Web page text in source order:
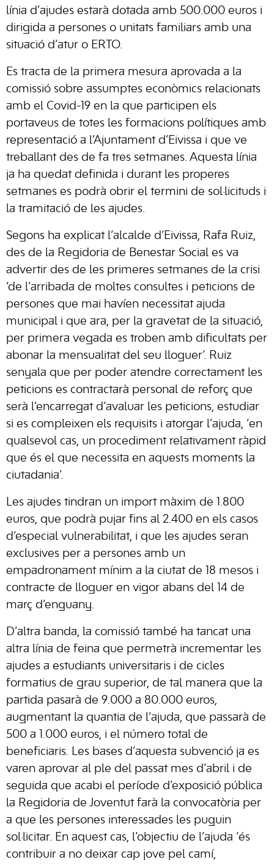
línia d’ajudes estarà dotada amb 500.000 euros i
dirigida a persones o unitats familiars amb una
situació d’atur o ERTO.
Es tracta de la primera mesura aprovada a la
comissió sobre assumptes econòmics relacionats
amb el Covid-19 en la que participen els
portaveus de totes les formacions polítiques amb
representació a l’Ajuntament d’Eivissa i que ve
treballant des de fa tres setmanes. Aquesta línia
ja ha quedat definida i durant les properes
setmanes es podrà obrir el termini de sol·licituds i
la tramitació de les ajudes.
Segons ha explicat l’alcalde d’Eivissa, Rafa Ruiz,
des de la Regidoria de Benestar Social es va
advertir des de les primeres setmanes de la crisi
‘de l’arribada de moltes consultes i peticions de
persones que mai havíen necessitat ajuda
municipal i que ara, per la gravetat de la situació,
per primera vegada es troben amb dificultats per
abonar la mensualitat del seu lloguer’. Ruiz
senyala que per poder atendre correctament les
peticions es contractarà personal de reforç que
serà l’encarregat d’avaluar les peticions, estudiar
si es compleixen els requisits i atorgar l’ajuda, ‘en
qualsevol cas, un procediment relativament ràpid
que és el que necessita en aquests moments la
ciutadania’.
Les ajudes tindran un import màxim de 1.800
euros, que podrà pujar fins al 2.400 en els casos
d’especial vulnerabilitat, i que les ajudes seran
exclusives per a persones amb un
empadronament mínim a la ciutat de 18 mesos i
contracte de lloguer en vigor abans del 14 de
març d’enguany.
D’altra banda, la comissió també ha tancat una
altra línia de feina que permetrà incrementar les
ajudes a estudiants universitaris i de cicles
formatius de grau superior, de tal manera que la
partida pasarà de 9.000 a 80.000 euros,
augmentant la quantia de l’ajuda, que passarà de
500 a 1.000 euros, i el número total de
beneficiaris. Les bases d’aquesta subvenció ja es
varen aprovar al ple del passat mes d’abril i de
seguida que acabi el període d’exposició pública
la Regidoria de Joventut farà la convocatòria per
a que les persones interessades les puguin
sol·licitar. En aquest cas, l’objectiu de l’ajuda ‘és
contribuir a no deixar cap jove pel camí,